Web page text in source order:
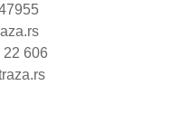
22 606